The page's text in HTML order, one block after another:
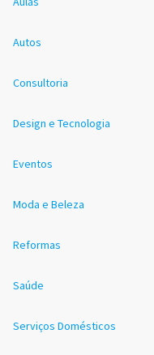
Autos
Consultoria
Design e Tecnologia
Eventos
Moda e Beleza
Reformas
Saúde
Serviços Domésticos